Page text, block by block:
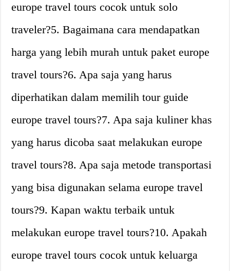
europe travel tours cocok untuk solo
traveler?5. Bagaimana cara mendapatkan
harga yang lebih murah untuk paket europe
travel tours?6. Apa saja yang harus
diperhatikan dalam memilih tour guide
europe travel tours?7. Apa saja kuliner khas
yang harus dicoba saat melakukan europe
travel tours?8. Apa saja metode transportasi
yang bisa digunakan selama europe travel
tours?9. Kapan waktu terbaik untuk
melakukan europe travel tours?10. Apakah
europe travel tours cocok untuk keluarga